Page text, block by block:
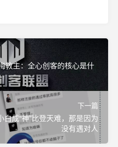
教主：全心创客的核心是什
下一篇
成“神”比登天难，那是因为
没有遇对人